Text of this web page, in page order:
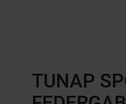
TUNAP